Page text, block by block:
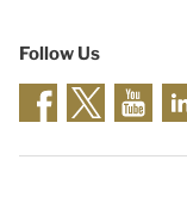
Follow Us